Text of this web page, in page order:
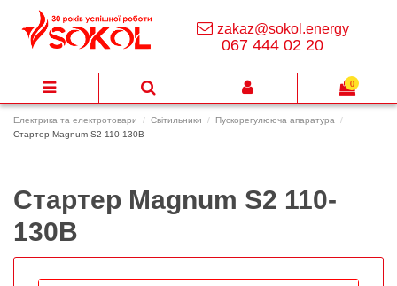
Електрика та електротовари Світильники
Пускорегулююча апаратура
Стартер Magnum S2 110-130В
Стартер Magnum S2 110-
130В
zakaz@sokol.energy
067 444 02 20
0